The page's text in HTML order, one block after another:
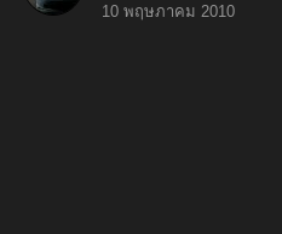
10 พฤษภาคม 2010